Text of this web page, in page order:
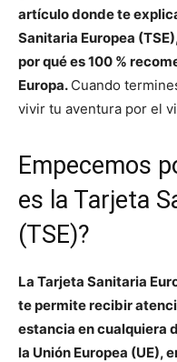
artículo donde te
Sanitaria Europea
por qué es 100 %
Europa. Cuando
vivir tu aventura por el
Empecemos
es la Tarjeta
(TSE)?
La Tarjeta Sanitaria
te permite recibir
estancia en cualquiera
la Unión Europea (UE),